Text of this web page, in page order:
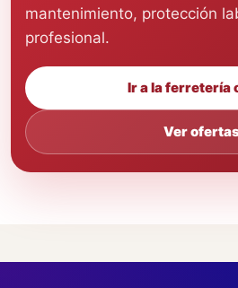
mantenimiento, protección
profesional.
Ir a la ferretería
Ver